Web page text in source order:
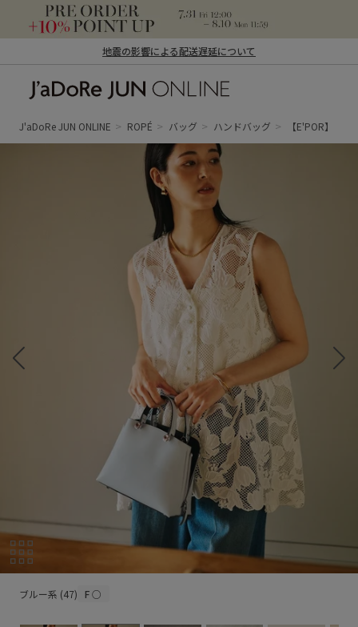
地震の影響による配送遅延について
ン オンライン）
J'aDoRe JUN ONLINE ROPÉ バッグ ハンドバッグ 【E'POR】【
ブルー系 (47) F○